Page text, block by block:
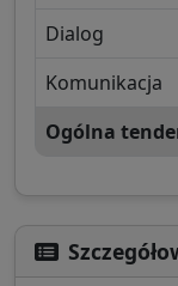
Dialog
Komunikacja
Ogólna